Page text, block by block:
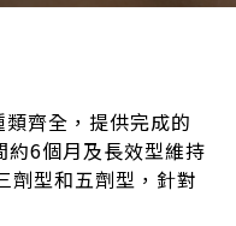
齊全，提供完成的
約6個月及長效型維持
劑型和五劑型，針對